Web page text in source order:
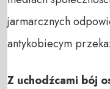
jarmarcznych
antykobiecym
Z uchodźcami bój